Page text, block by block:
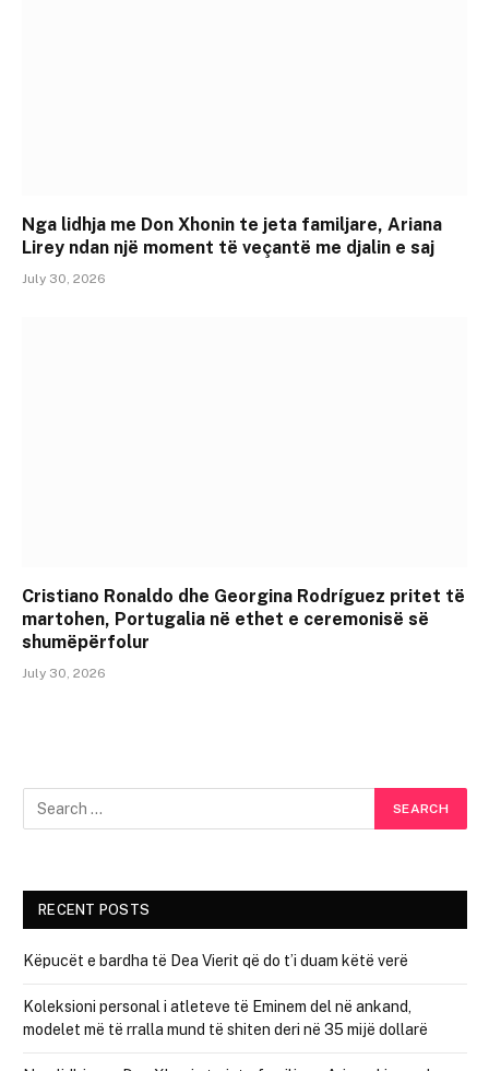
Nga lidhja me Don Xhonin te jeta familjare, Ariana
Lirey ndan një moment të veçantë me djalin e saj
July 30, 2026
Cristiano Ronaldo dhe Georgina Rodríguez pritet të
martohen, Portugalia në ethet e ceremonisë së
shumëpërfolur
July 30, 2026
RECENT POSTS
Këpucët e bardha të Dea Vierit që do t’i duam këtë verë
Koleksioni personal i atleteve të Eminem del në ankand,
modelet më të rralla mund të shiten deri në 35 mijë dollarë